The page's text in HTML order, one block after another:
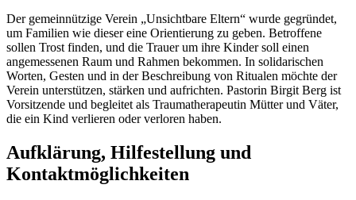
Der gemeinnützige Verein „Unsichtbare Eltern“ wurde gegründet,
um Familien wie dieser eine Orientierung zu geben. Betroffene
sollen Trost finden, und die Trauer um ihre Kinder soll einen
angemessenen Raum und Rahmen bekommen. In solidarischen
Worten, Gesten und in der Beschreibung von Ritualen möchte der
Verein unterstützen, stärken und aufrichten. Pastorin Birgit Berg ist
Vorsitzende und begleitet als Traumatherapeutin Mütter und Väter,
die ein Kind verlieren oder verloren haben.
Aufklärung, Hilfestellung und
Kontaktmöglichkeiten